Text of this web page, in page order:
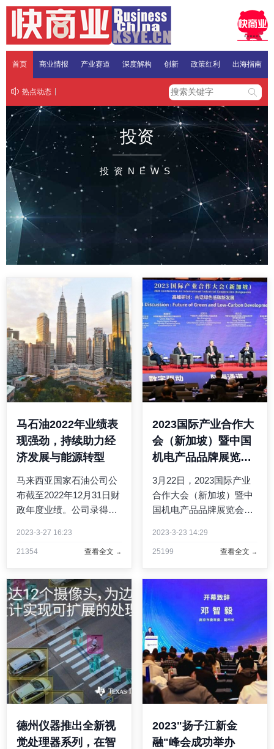
首页 商业情报 产业赛道 深度解构 创新 政策红利 出海指南
热点动态
投资
投资NEWS
马石油2022年业绩表
现强劲，持续助力经
济发展与能源转型
马来西亚国家石油公司公
布截至2022年12月31日财
政年度业绩。公司录得总
入增长源于主要产品的价
致所带来的有利影响。尽
管市场在2022年出现了长
...
2023-3-27 16:23
21354 查看全文
2023国际产业合作大
会（新加坡）暨中国
机电产品品牌展览会
开幕
3月22日，2023国际产业
合作大会（新加坡）暨中
国机电产品品牌展览会在
动由中国机电产品进出口
间，主办方将通过国际产
业 ...
2023-3-23 14:29
25199 查看全文
德州仪器推出全新视
觉处理器系列，在智
2023"扬子江新金
融"峰会成功举办